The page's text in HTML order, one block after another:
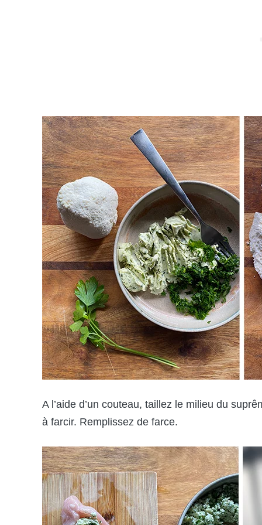
A l’aide d’un couteau, taillez le milieu du
à farcir. Remplissez de farce.